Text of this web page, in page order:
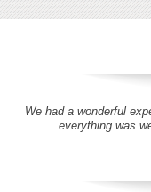
We had a wonderful
everything was